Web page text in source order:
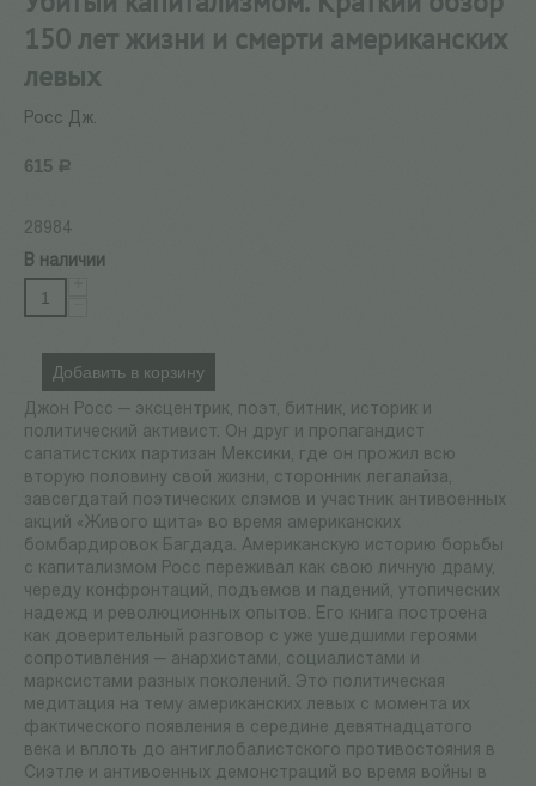
150 лет жизни и смерти американских
левых
Росс Дж.
615 Р
28984
В наличии
Добавить в корзину
Джон Росс — эксцентрик, поэт, битник, историк и
политический активист. Он друг и пропагандист
сапатистских партизан Мексики, где он прожил всю
вторую половину свой жизни, сторонник легалайза,
завсегдатай поэтических слэмов и участник антивоенных
акций «Живого щита» во время американских
бомбардировок Багдада. Американскую историю борьбы
с капитализмом Росс переживал как свою личную драму,
череду конфронтаций, подъемов и падений, утопических
надежд и революционных опытов. Его книга построена
как доверительный разговор с уже ушедшими героями
сопротивления — анархистами, социалистами и
марксистами разных поколений. Это политическая
медитация на тему американских левых с момента их
фактического появления в середине девятнадцатого
века и вплоть до антиглобалистского противостояния в
Сиэтле и антивоенных демонстраций во время войны в